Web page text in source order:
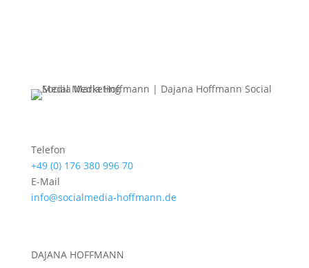
Telefon
+49 (0) 176 380 996 70
E-Mail
info@socialmedia-hoffmann.de
DAJANA HOFFMANN